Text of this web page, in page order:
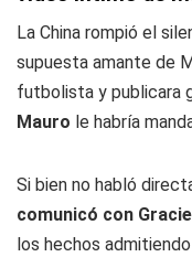
La China rompió el
supuesta amante de
futbolista y publicara
Mauro le habría
Si bien no habló
comunicó con
los hechos